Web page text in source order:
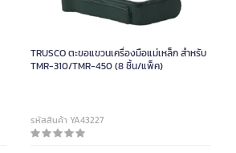
TRUSCO ตะขอแขวนเครื่องมือแม่เหล็ก สำหรับ
TMR-310/TMR-450 (8 ชิ้น/แพ็ค)
รหัสสินค้า YA43227